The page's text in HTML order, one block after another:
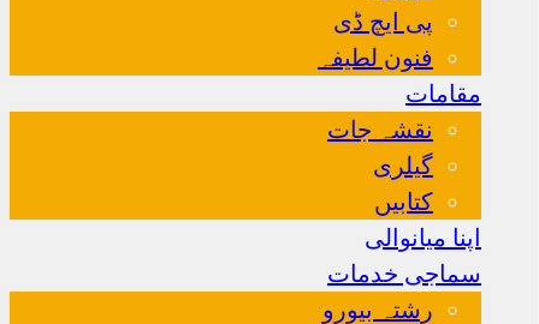
پی ایچ ڈی
فنون لطیفہ
مقامات
نقشہ جات
گیلری
کتابیں
اپنا میانوالی
سماجی خدمات
رشتہ بیورو